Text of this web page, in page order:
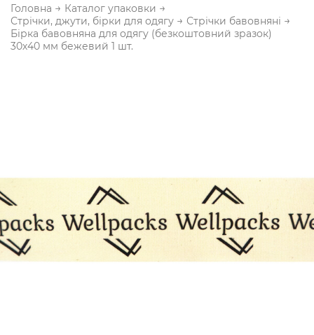
Головна → Каталог упаковки →
Стрічки, джути, бірки для одягу → Стрічки бавовняні →
Бірка бавовняна для одягу (безкоштовний зразок)
30х40 мм бежевий 1 шт.